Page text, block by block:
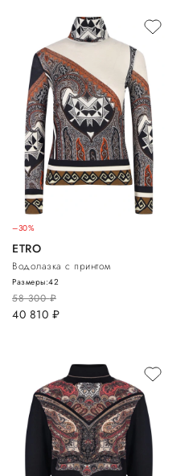
–30%
ETRO
Водолазка с принтом
58 300руб.
40 810 руб.
Размеры:42